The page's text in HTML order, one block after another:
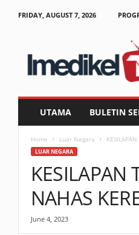
FRIDAY, AUGUST 7, 2026
UTAMA BULETIN
Home Luar Negara
LUAR NEGARA
KESILAPAN
NAHAS
June 4, 2023